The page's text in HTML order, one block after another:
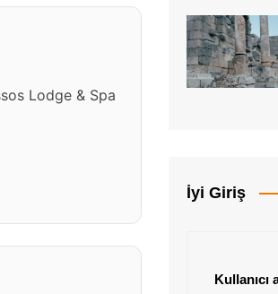
Lodge & Spa
İyi Giriş
Kullanıcı